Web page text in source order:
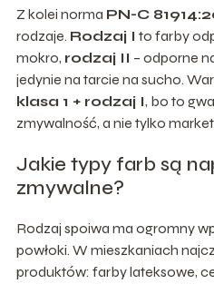
Z kolei norma PN-C
rodzaje. Rodzaj I to farby
mokro, rodzaj II – odporne
jedynie na tarcie na sucho.
klasa 1 + rodzaj I, bo to
zmywalność, a nie tylko
Jakie typy farb są
zmywalne?
Rodzaj spoiwa ma ogromny
powłoki. W mieszkaniach
produktów: farby lateksowe,